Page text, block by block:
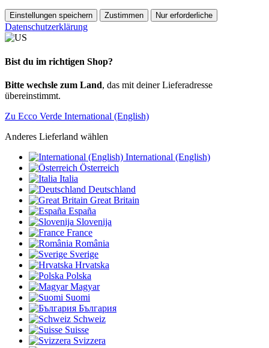
Einstellungen speichern Zustimmen Nur erforderliche
Datenschutzerklärung
Bist du im richtigen Shop?
Bitte wechsle zum Land, das mit deiner Lieferadresse
übereinstimmt.
Zu Ecco Verde International (English)
Anderes Lieferland wählen
International (English)
Österreich
Italia
Deutschland
Great Britain
España
Slovenija
France
România
Sverige
Hrvatska
Polska
Magyar
Suomi
България
Schweiz
Suisse
Svizzera